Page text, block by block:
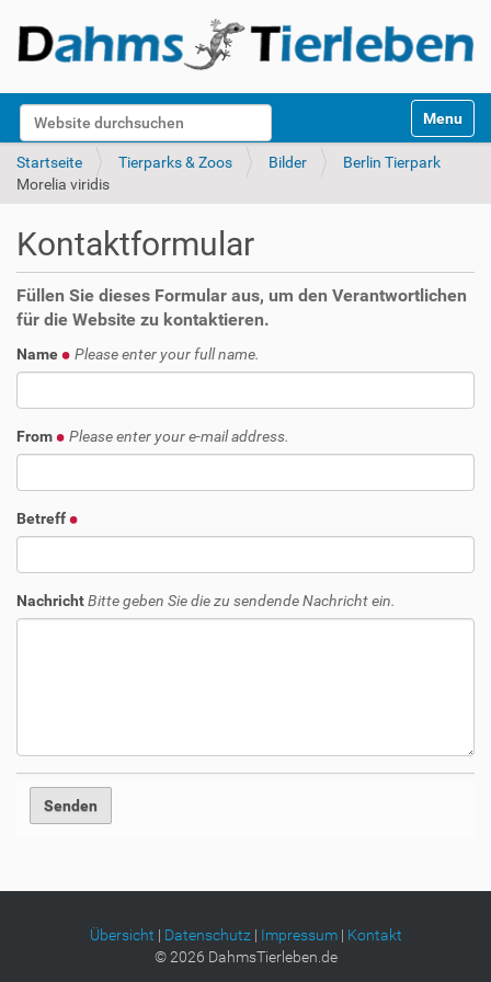
Website durchsuchen
k
Toggle
Startseite Tierparks & Zoos Bilder
Berlin Tierpark
Morelia viridis
Kontaktformular
Füllen Sie dieses Formular aus, um den Verantwortlichen
für die Website zu kontaktieren.
Name Please enter your full name.
From Please enter your e-mail address.
Betreff
NachrichtBitte geben Sie die zu sendende Nachricht ein.
Übersicht | Datenschutz| Impressum| Kontakt
©2026 DahmsTierleben.de